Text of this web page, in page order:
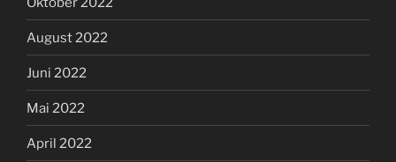
August 2022
Juni 2022
Mai 2022
April 2022